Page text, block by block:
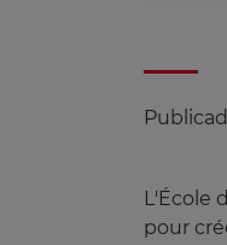
L'École
pour